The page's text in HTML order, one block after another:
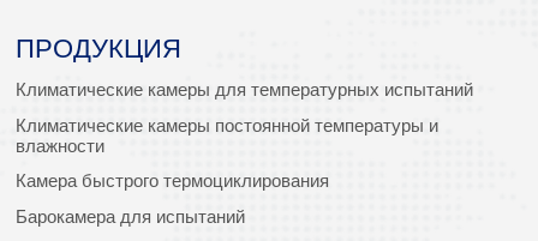
ПРОДУКЦИЯ
Климатические камеры для температурных испытаний
Климатические камеры постоянной температуры и
влажности
Камера быстрого термоциклирования
Барокамера для испытаний